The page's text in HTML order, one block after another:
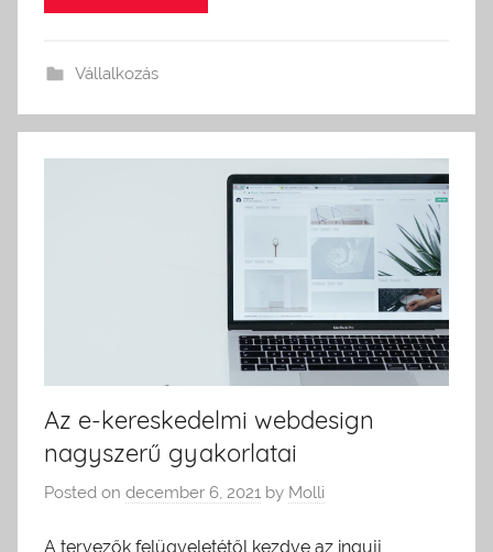
Vállalkozás
Az e-kereskedelmi webdesign
nagyszerű gyakorlatai
Posted on december 6, 2021 by Molli
A tervezők felügyeletétől kezdve az ingujj